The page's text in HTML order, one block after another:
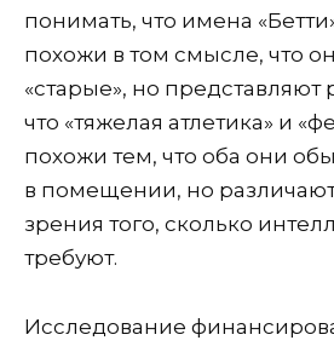
понимать, что имена
похожи в том смысле, что
«старые», но
что «тяжелая атлетика» и
похожи тем, что оба они
в помещении, но
зрения того, сколько
требуют.
Исследование